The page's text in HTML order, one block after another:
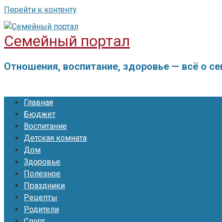
Перейти к контенту
Семейный портал
Отношения, воспитание, здоровье — всё о
Главная
Бюджет
Воспитание
Детская комната
Дом
Здоровье
Полезное
Праздники
Рецепты
Родители